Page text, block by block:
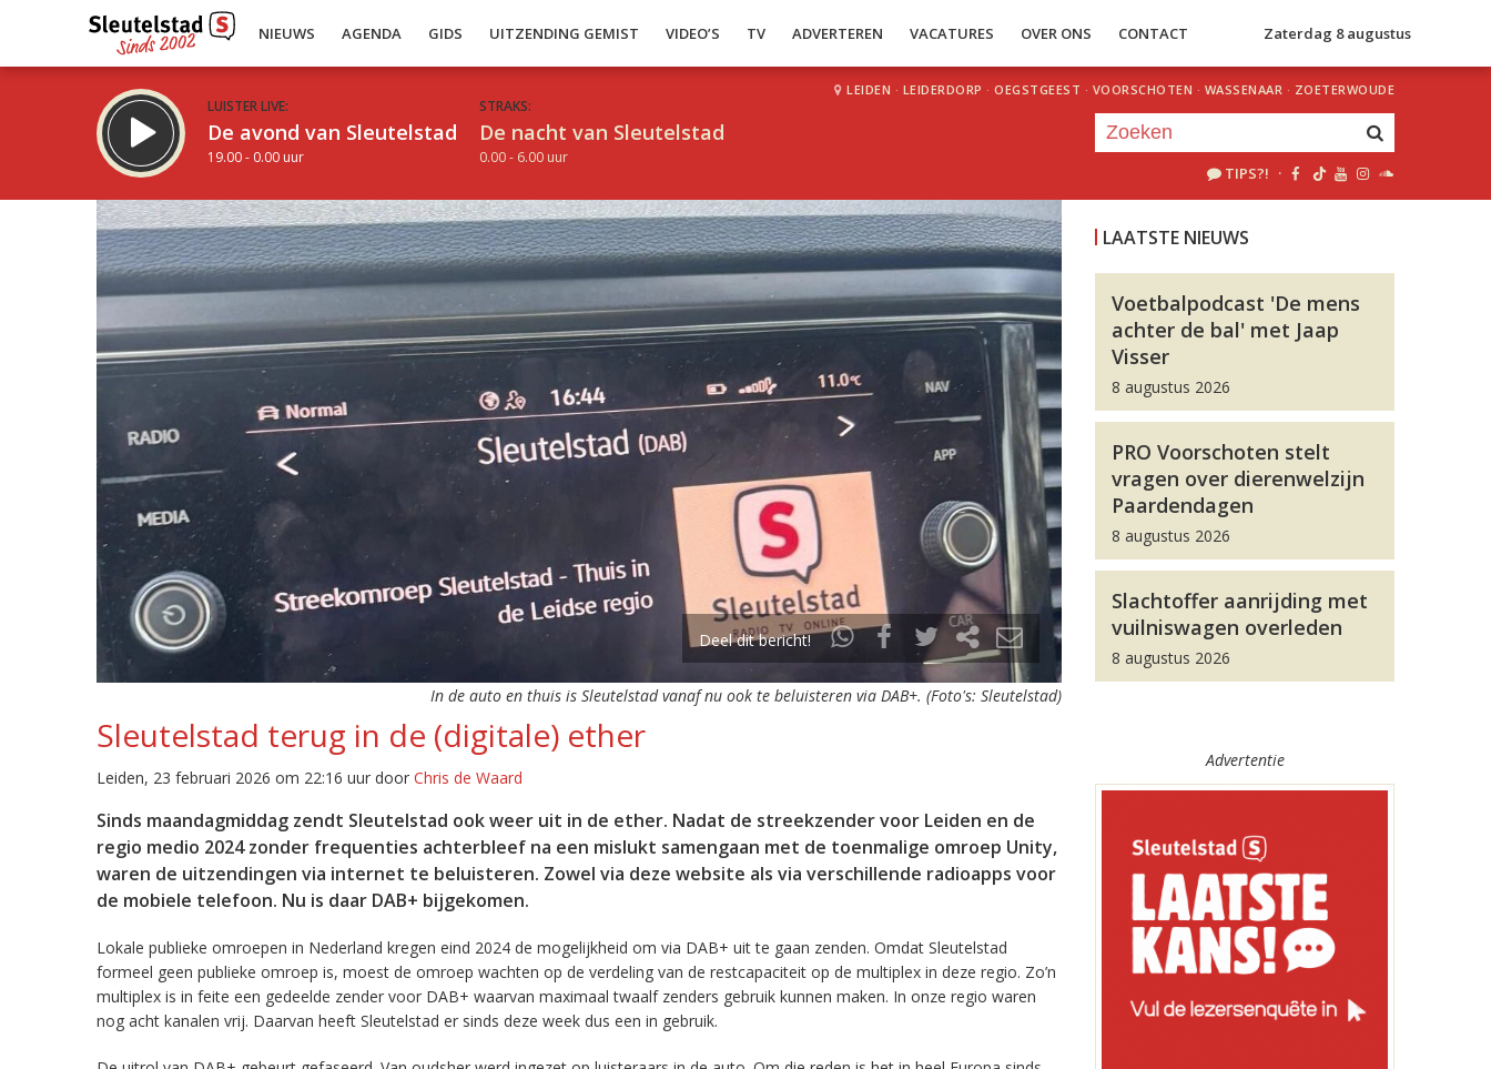
NIEUWS AGENDA GIDS UITZENDING GEMIST VIDEO’S TV ADVERTEREN VACATURES OVER ONS CONTACT Zaterdag 8 augustus
LUISTER LIVE:
De avond van Sleutelstad
19.00 - 0.00 uur
STRAKS:
De nacht van Sleutelstad
0.00 - 6.00 uur
LEIDEN · LEIDERDORP · OEGSTGEEST · VOORSCHOTEN · WASSENAAR · ZOETERWOUDE
TIPS?! ·
Deel dit bericht!
In de auto en thuis is Sleutelstad vanaf nu ook te beluisteren via DAB+. (Foto's: Sleutelstad)
Sleutelstad terug in de (digitale) ether
Leiden, 23 februari 2026 om 22:16 uur door Chris de Waard
Sinds maandagmiddag zendt Sleutelstad ook weer uit in de ether. Nadat de streekzender voor Leiden en de
regio medio 2024 zonder frequenties achterbleef na een mislukt samengaan met de toenmalige omroep Unity,
waren de uitzendingen via internet te beluisteren. Zowel via deze website als via verschillende radioapps voor
de mobiele telefoon. Nu is daar DAB+ bijgekomen.
Lokale publieke omroepen in Nederland kregen eind 2024 de mogelijkheid om via DAB+ uit te gaan zenden. Omdat Sleutelstad
formeel geen publieke omroep is, moest de omroep wachten op de verdeling van de restcapaciteit op de multiplex in deze regio. Zo’n
multiplex is in feite een gedeelde zender voor DAB+ waarvan maximaal twaalf zenders gebruik kunnen maken. In onze regio waren
nog acht kanalen vrij. Daarvan heeft Sleutelstad er sinds deze week dus een in gebruik.
LAATSTE NIEUWS
Voetbalpodcast 'De mens
achter de bal' met Jaap
Visser
8 augustus 2026
PRO Voorschoten stelt
vragen over dierenwelzijn
Paardendagen
8 augustus 2026
Slachtoffer aanrijding met
vuilniswagen overleden
8 augustus 2026
Advertentie